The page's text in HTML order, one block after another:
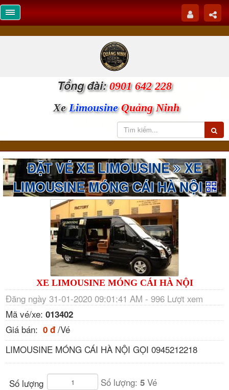
Tổng đài: 0901 642 228
XeLimousineQuảng Ninh
ĐẶT VÉ XE LIMOUSINE XE
LIMOUSINE MÓNG CÁI HÀ NỘI
XE LIMOUSINE MÓNG CÁI HÀ NỘI
Đăng ngày 31-01-2020 09:01:41 AM - 996 Lượt xem
Mã vé/xe: 013402
Giá bán: 0 đ /Vé
LIMOUSINE MÓNG CÁI HÀ NỘI GỌI 0945212218
Số lượng Số lượng: 5 Vé